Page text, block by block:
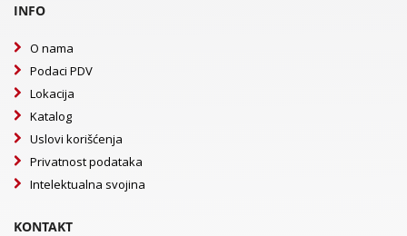
INFO
O nama
Podaci PDV
Lokacija
Katalog
Uslovi korišćenja
Privatnost podataka
Intelektualna svojina
KONTAKT